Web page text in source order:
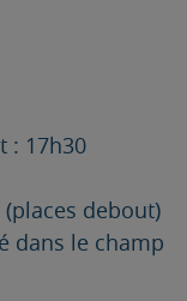
: 17h30
debout)
dans le champ